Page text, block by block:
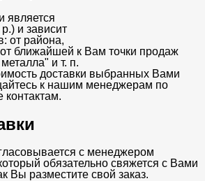
является
и зависит
от района,
ближайшей к Вам точки продаж
и т. п.
доставки выбранных Вами
к нашим менеджерам по
контактам.
с менеджером
обязательно свяжется с Вами
Вы разместите свой заказ.